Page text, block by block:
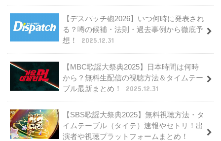
【デスパッチ砲2026】いつ何時に発表され
る？噂の候補・法則・過去事例から徹底予
想！
2025.12.31
【MBC歌謡大祭典2025】日本時間は何時
から？無料生配信の視聴方法＆タイムテー
ブル最新まとめ！
2025.12.31
【SBS歌謡大祭典2025】無料視聴方法・タ
イムテーブル（タイテ）速報やセトリ！出
演者や視聴プラットフォームまとめ！